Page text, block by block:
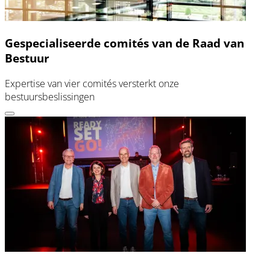
Gespecialiseerde comités van de Raad van
Bestuur
Expertise van vier comités versterkt onze
bestuursbeslissingen